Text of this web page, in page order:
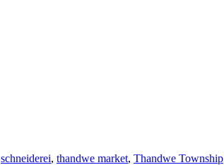
schneiderei, thandwe market, Thandwe Township